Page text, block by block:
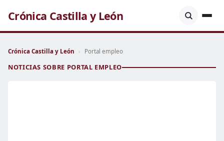
Crónica Castilla y León
Crónica Castilla y León › Portal empleo
NOTICIAS SOBRE PORTAL EMPLEO